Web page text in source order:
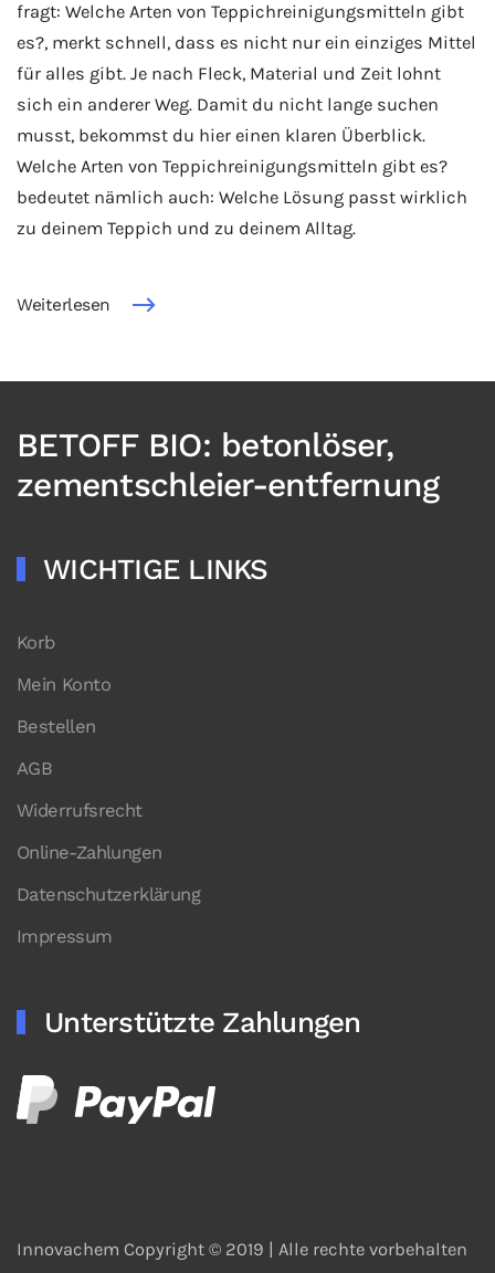
fragt: Welche Arten von Teppichreinigungsmitteln gibt
es?, merkt schnell, dass es nicht nur ein einziges Mittel
für alles gibt. Je nach Fleck, Material und Zeit lohnt
sich ein anderer Weg. Damit du nicht lange suchen
musst, bekommst du hier einen klaren Überblick.
Welche Arten von Teppichreinigungsmitteln gibt es?
bedeutet nämlich auch: Welche Lösung passt wirklich
zu deinem Teppich und zu deinem Alltag.
Weiterlesen
BETOFF BIO: betonlöser,
zementschleier-entfernung
WICHTIGE LINKS
Korb
Mein Konto
Bestellen
AGB
Widerrufsrecht
Online-Zahlungen
Datenschutzerklärung
Impressum
Unterstützte Zahlungen
Innovachem Copyright © 2019 | Alle rechte vorbehalten